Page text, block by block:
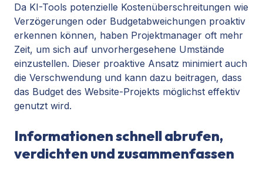
Da KI-Tools potenzielle Kostenüberschreitungen wie
Verzögerungen oder Budgetabweichungen proaktiv
erkennen können, haben Projektmanager oft mehr
Zeit, um sich auf unvorhergesehene Umstände
einzustellen. Dieser proaktive Ansatz minimiert auch
die Verschwendung und kann dazu beitragen, dass
das Budget des Website-Projekts möglichst effektiv
genutzt wird.
Informationen schnell abrufen,
verdichten und zusammenfassen